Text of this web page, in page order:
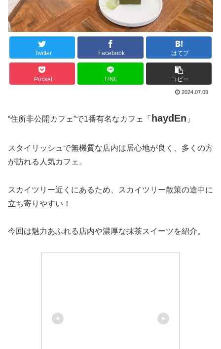
Twitter Facebook はてブ
Pocket LINE コピー
2024.07.09
“住所非公開カフェ”で1番有名なカフェ「 haydEn 」
スタイリッシュで無機質な店内は居心地が良く、多くの方
が訪れる人気カフェ。
スカイツリー近くにあるため、スカイツリー散策の途中に
立ち寄りやすい！
今回は魅力あふれる店内や濃厚な抹茶スイーツを紹介。